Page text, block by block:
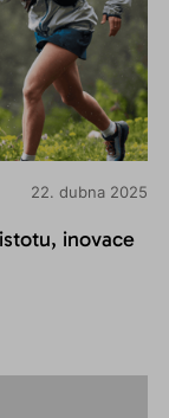
22. dubna 2025
inovace